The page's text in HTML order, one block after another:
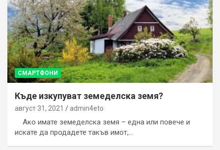
СМАРТФОНИ
Къде изкупуват земеделска земя?
август 31, 2021 admin4eto
Ако имате земеделска земя – една или повече и
искате да продадете такъв имот,…